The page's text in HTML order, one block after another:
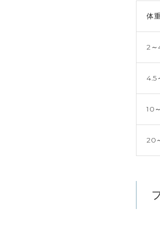
体
2～
4.5
10
20